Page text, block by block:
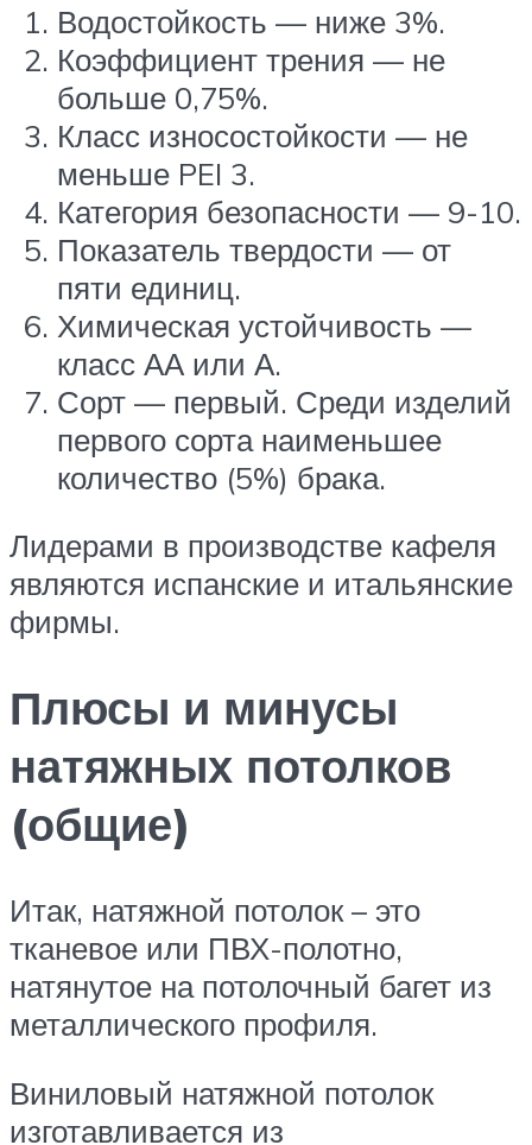
Водостойкость — ниже 3%.
Коэффициент трения — не
больше 0,75%.
Класс износостойкости — не
меньше PEI 3.
Категория безопасности — 9-10.
Показатель твердости — от
пяти единиц.
Химическая устойчивость —
класс АА или А.
Сорт — первый. Среди изделий
первого сорта наименьшее
количество (5%) брака.
Лидерами в производстве кафеля
являются испанские и итальянские
фирмы.
Плюсы и минусы
натяжных потолков
(общие)
Итак, натяжной потолок – это
тканевое или ПВХ-полотно,
натянутое на потолочный багет из
металлического профиля.
Виниловый натяжной потолок
изготавливается из